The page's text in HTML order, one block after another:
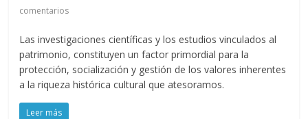
comentarios
Las investigaciones científicas y los estudios vinculados al
patrimonio, constituyen un factor primordial para la
protección, socialización y gestión de los valores inherentes
a la riqueza histórica cultural que atesoramos.
Leer más